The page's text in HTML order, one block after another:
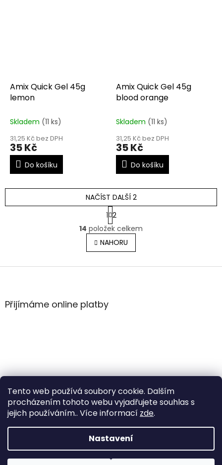
Tento web používá soubory cookie. Dalším
procházením tohoto webu vyjadřujete souhlas s
jejich používáním.. Více informací zde.
Nastavení
Amix Quick Gel 45g
lemon
Skladem (11 ks)
31,25 Kč bez DPH
35 Kč
Do košíku
Amix Quick Gel 45g
blood orange
Skladem (11 ks)
31,25 Kč bez DPH
35 Kč
Do košíku
O
v
l
á
i
u
NAČÍST DALŠÍ 2
S
t
r
á
n
k
v
1 2
14 položek celkem
NAHORU
Z
aPřijímáme online platby
Vytvořil Shoptet
Copyright 2026WintersportHK. Všechna práva